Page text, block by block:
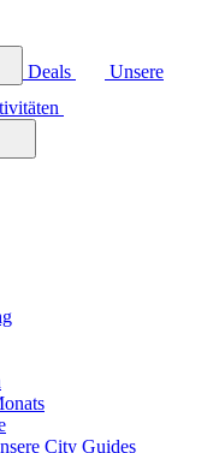
Deals
Unsere
City Guides